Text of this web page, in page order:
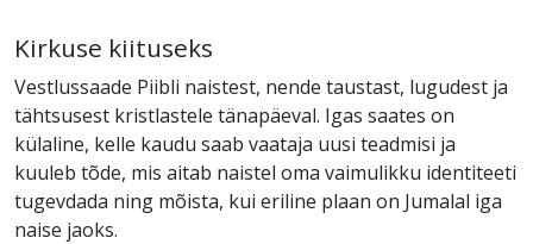
Kirkuse kiituseks
Vestlussaade Piibli naistest, nende taustast, lugudest ja
tähtsusest kristlastele tänapäeval. Igas saates on
külaline, kelle kaudu saab vaataja uusi teadmisi ja
kuuleb tõde, mis aitab naistel oma vaimulikku identiteeti
tugevdada ning mõista, kui eriline plaan on Jumalal iga
naise jaoks.